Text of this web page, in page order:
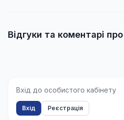
Відгуки та коментарі
Вхід до особистого кабінету
Вхід Реєстрація